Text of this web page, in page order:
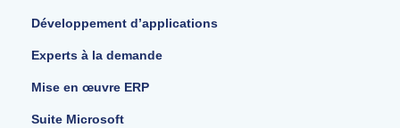
Développement d’applications
Experts à la demande
Mise en œuvre ERP
Suite Microsoft